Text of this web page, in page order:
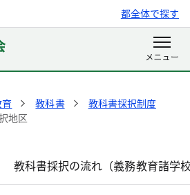
都全体で探す
教科書
教科書採択制度
地区
教科書採択の流れ（義務教育諸学